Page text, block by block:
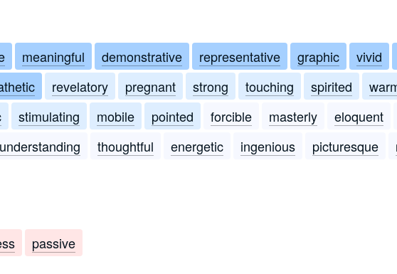
meaningful demonstrative representative graphic vivid
revelatory pregnant strong touching spirited
stimulating mobile pointed forcible masterly eloquent
understanding thoughtful energetic ingenious picturesque
passive